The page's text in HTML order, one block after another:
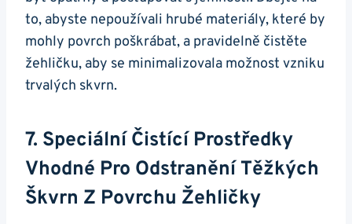
to, abyste nepoužívali hrubé materiály, které by
⁣mohly⁤ povrch ⁢poškrábat, a pravidelně čistěte‌
žehličku, aby se minimalizovala možnost vzniku
trvalých skvrn.
7. Speciální Čistící Prostředky
Vhodné Pro Odstranění Těžkých
Škvrn Z Povrchu Žehličky